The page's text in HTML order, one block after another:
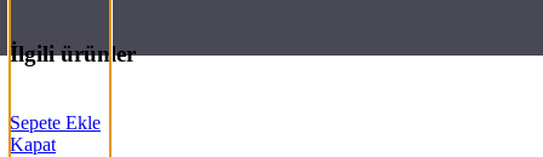
İlgili ürünler
Sepete Ekle
Kapat